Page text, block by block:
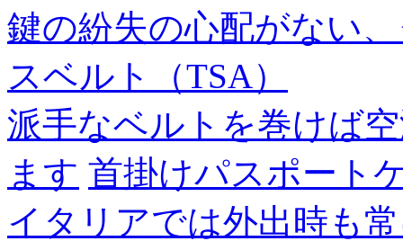
鍵の紛失の心配がない
スベルト（TSA）
派手なベルトを巻けば
ます 首掛けパスポート
イタリアでは外出時も